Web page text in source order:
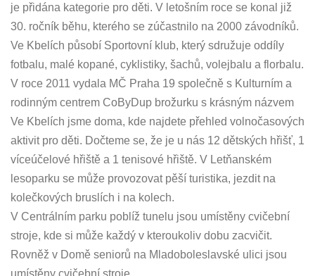
je přidána kategorie pro děti. V letošním roce se konal již
30. ročník běhu, kterého se zúčastnilo na 2000 závodníků.
Ve Kbelích působí Sportovní klub, který sdružuje oddíly
fotbalu, malé kopané, cyklistiky, šachů, volejbalu a florbalu.
V roce 2011 vydala MČ Praha 19 společně s Kulturním a
rodinným centrem CoByDup brožurku s krásným názvem
Ve Kbelích jsme doma, kde najdete přehled volnočasových
aktivit pro děti. Dočteme se, že je u nás 12 dětských hřišť, 1
víceúčelové hřiště a 1 tenisové hřiště. V Letňanském
lesoparku se může provozovat pěší turistika, jezdit na
kolečkových bruslích i na kolech.
V Centrálním parku poblíž tunelu jsou umístěny cvičební
stroje, kde si může každý v kteroukoliv dobu zacvičit.
Rovněž v Domě seniorů na Mladoboleslavské ulici jsou
umístěny cvičební stroje.